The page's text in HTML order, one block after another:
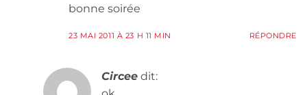
bonne soirée
23 MAI 2011 À 23 H 11 MIN RÉPONDRE
Circee dit: